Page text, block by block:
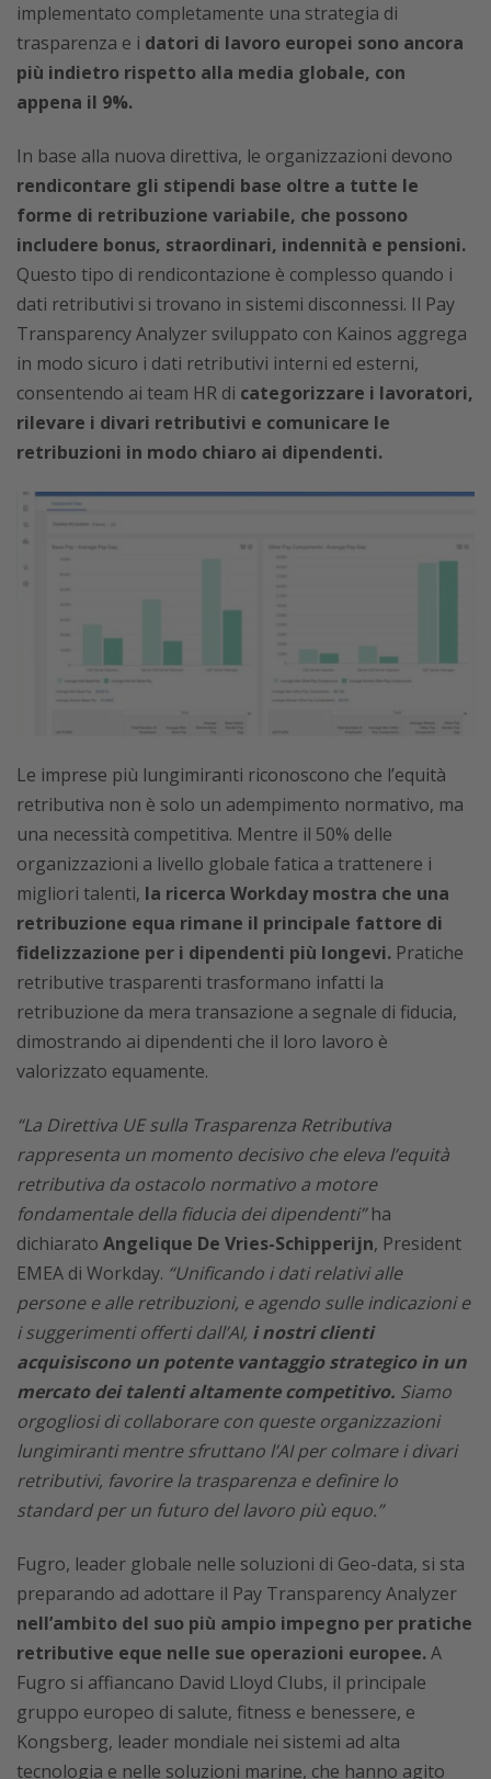
implementato completamente una strategia di
trasparenza e i datori di lavoro europei sono ancora
più indietro rispetto alla media globale, con
appena il 9%.
In base alla nuova direttiva, le organizzazioni devono
rendicontare gli stipendi base oltre a tutte le
forme di retribuzione variabile, che possono
includere bonus, straordinari, indennità e pensioni.
Questo tipo di rendicontazione è complesso quando i
dati retributivi si trovano in sistemi disconnessi. Il Pay
Transparency Analyzer sviluppato con Kainos aggrega
in modo sicuro i dati retributivi interni ed esterni,
consentendo ai team HR di categorizzare i lavoratori,
rilevare i divari retributivi e comunicare le
retribuzioni in modo chiaro ai dipendenti.
Le imprese più lungimiranti riconoscono che l’equità
retributiva non è solo un adempimento normativo, ma
una necessità competitiva. Mentre il 50% delle
organizzazioni a livello globale fatica a trattenere i
migliori talenti, la ricerca Workday mostra che una
retribuzione equa rimane il principale fattore di
fidelizzazione per i dipendenti più longevi. Pratiche
retributive trasparenti trasformano infatti la
retribuzione da mera transazione a segnale di fiducia,
dimostrando ai dipendenti che il loro lavoro è
valorizzato equamente.
“La Direttiva UE sulla Trasparenza Retributiva
rappresenta un momento decisivo che eleva l’equità
retributiva da ostacolo normativo a motore
fondamentale della fiducia dei dipendenti”ha
dichiarato Angelique De Vries-Schipperijn, President
EMEA di Workday. “Unificando i dati relativi alle
persone e alle retribuzioni, e agendo sulle indicazioni e
i suggerimenti offerti dall’AI, i nostri clienti
acquisiscono un potente vantaggio strategico in un
mercato dei talenti altamente competitivo. Siamo
orgogliosi di collaborare con queste organizzazioni
lungimiranti mentre sfruttano l’AI per colmare i divari
retributivi, favorire la trasparenza e definire lo
standard per un futuro del lavoro più equo.”
Fugro, leader globale nelle soluzioni di Geo-data, si sta
preparando ad adottare il Pay Transparency Analyzer
nell’ambito del suo più ampio impegno per pratiche
retributive eque nelle sue operazioni europee.A
Fugro si affiancano David Lloyd Clubs, il principale
gruppo europeo di salute, fitness e benessere, e
Kongsberg, leader mondiale nei sistemi ad alta
tecnologia e nelle soluzioni marine, che hanno agito